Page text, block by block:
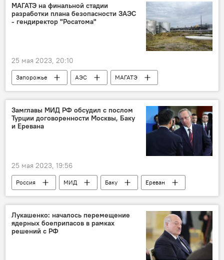
МАГАТЭ на финальной стадии
разработки плана безопасности ЗАЭС
- гендиректор "Росатома"
25 мая 2023, 20:10
Запорожье АЭС
МАГАТЭ
Росатом
Замглавы МИД РФ обсудил с послом
Турции договоренности Москвы, Баку
и Еревана
25 мая 2023, 19:56
Россия МИД Баку
Ереван
Политика
Лукашенко: началось перемещение
ядерных боеприпасов в рамках
решений с РФ